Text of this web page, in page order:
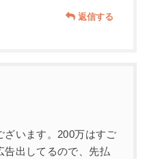
返信する
ざいます。200万はすご
告出してるので、先払